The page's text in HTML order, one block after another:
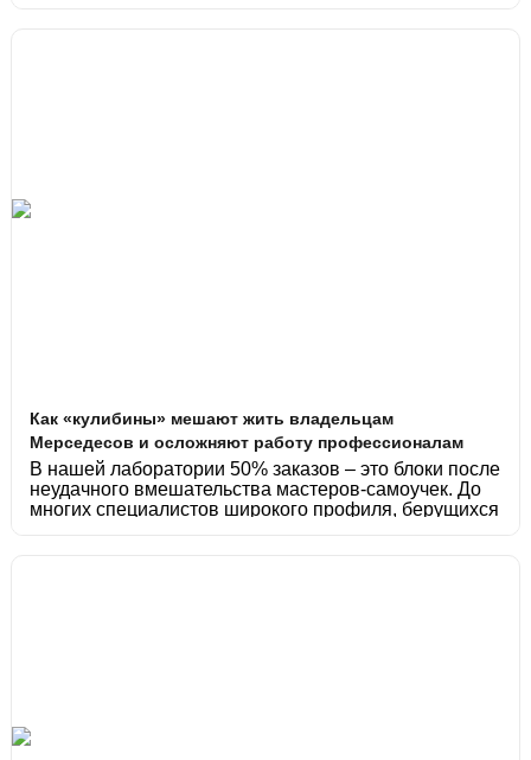
Как «кулибины» мешают жить владельцам
Мерседесов и осложняют работу профессионалам
В нашей лаборатории 50% заказов – это блоки после
неудачного вмешательства мастеров-самоучек. До
многих специалистов широкого профиля, берущихся
профессионал в ремонте.